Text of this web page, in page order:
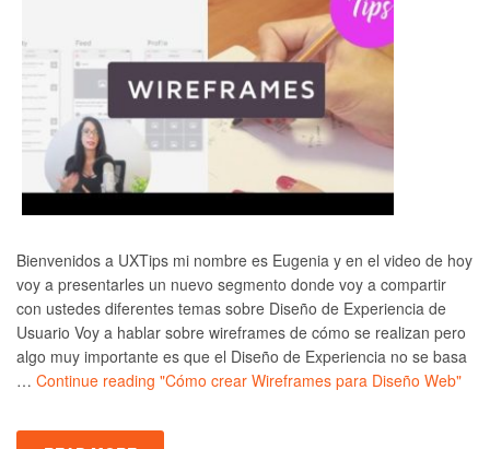
Bienvenidos a UXTips mi nombre es Eugenia y en el video de hoy
voy a presentarles un nuevo segmento donde voy a compartir
con ustedes diferentes temas sobre Diseño de Experiencia de
Usuario Voy a hablar sobre wireframes de cómo se realizan pero
algo muy importante es que el Diseño de Experiencia no se basa
… Continue reading "Cómo crear Wireframes para Diseño Web"